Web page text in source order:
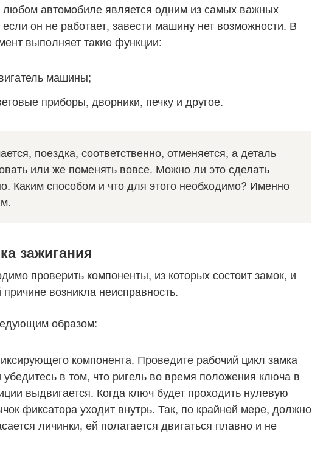
любом автомобиле является одним из самых важных
он не работает, завести машину нет возможности. В
выполняет такие функции:
машины;
приборы, дворники, печку и другое.
поездка, соответственно, отменяется, а деталь
или же поменять вовсе. Можно ли это сделать
Каким способом и что для этого необходимо? Именно
зажигания
проверить компоненты, из которых состоит замок, и
возникла неисправность.
образом:
компонента. Проведите рабочий цикл замка
убедитесь в том, что ригель во время положения ключа в
выдвигается. Когда ключ будет проходить нулевую
фиксатора уходит внутрь. Так, по крайней мере, должно
личинки, ей полагается двигаться плавно и не